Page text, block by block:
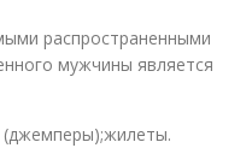
распространенными
мужчины является
(джемперы);жилеты.